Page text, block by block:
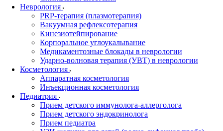
Неврология
PRP-терапия (плазмотерапия)
Вакуумная рефлексотерапия
Кинезиотейпирование
Корпоральное углоукалывание
Медикаментозные блокады в неврологии
Ударно-волновая терапия (УВТ) в неврологии
Косметология
Аппаратная косметология
Инъекционная косметология
Педиатрия
Прием детского иммунолога-аллерголога
Прием детского эндокринолога
Прием педиатра